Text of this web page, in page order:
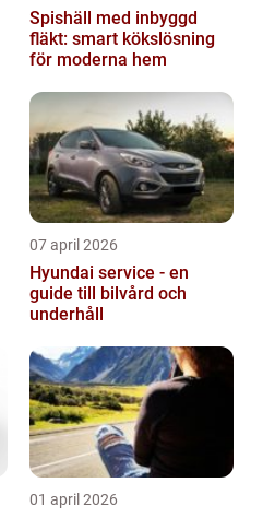
Spishäll med inbyggd
fläkt: smart kökslösning
för moderna hem
07 april 2026
Hyundai service - en
guide till bilvård och
underhåll
01 april 2026